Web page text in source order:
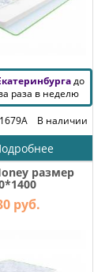
до
раза в неделю
В наличии
размер
руб.